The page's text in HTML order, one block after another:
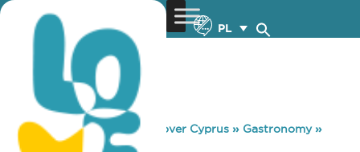
PL
You are here: Home »Discover Cyprus » Gastronomy»
PIZZA MINE